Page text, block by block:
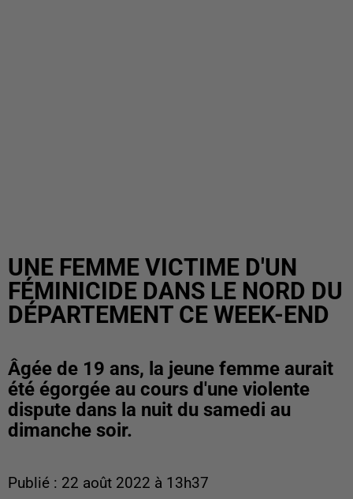
UNE FEMME VICTIME D'UN
FÉMINICIDE DANS LE NORD DU
DÉPARTEMENT CE WEEK-END
Âgée de 19 ans, la jeune femme aurait
été égorgée au cours d'une violente
dispute dans la nuit du samedi au
dimanche soir.
Publié : 22 août 2022 à 13h37